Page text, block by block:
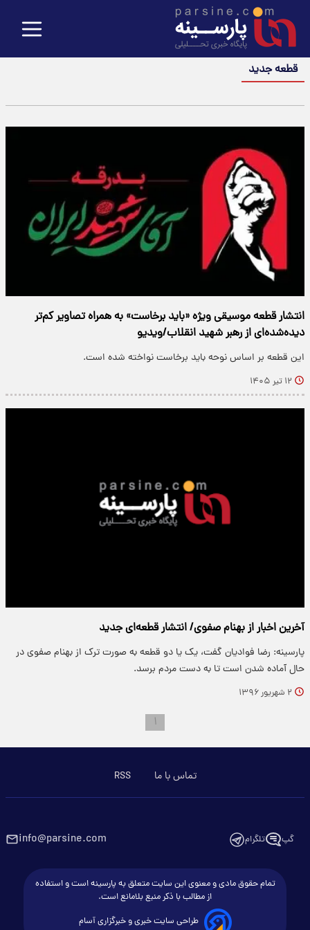
قطعه جدید
انتشار قطعه موسیقی ویژه «باید برخاست» به همراه تصاویر کم‌تر
دیده‌شده‌ای از رهبر شهید انقلاب/ویدیو
این قطعه بر اساس نوحه باید برخاست نواخته شده است.
۱۲ تیر ۱۴۰۵
آخرین اخبار از بهنام صفوی/ انتشار قطعه‌ای جدید
پارسینه: رضا فوادیان گفت، یک یا دو قطعه به صورت ترک از بهنام صفوی در
حال آماده شدن است تا به دست مردم برسد.
۲ شهریور ۱۳۹۶
۱
تماس با ما RSS
گپ تلگرام info@parsine.com
تمام حقوق مادی و معنوی این سایت متعلق به پارسینه است و استفاده
از مطالب با ذکر منبع بلامانع است.
طراحی سایت خبری و خبرگزاری آسام